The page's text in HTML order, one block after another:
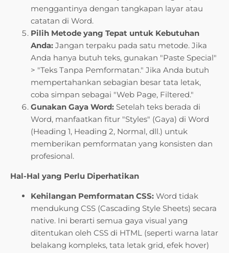
menggantinya dengan tangkapan layar atau
catatan di Word.
Pilih Metode yang Tepat untuk Kebutuhan
Anda: Jangan terpaku pada satu metode. Jika
Anda hanya butuh teks, gunakan "Paste Special"
> "Teks Tanpa Pemformatan." Jika Anda butuh
mempertahankan sebagian besar tata letak,
coba simpan sebagai "Web Page, Filtered."
Gunakan Gaya Word: Setelah teks berada di
Word, manfaatkan fitur "Styles" (Gaya) di Word
(Heading 1, Heading 2, Normal, dll.) untuk
memberikan pemformatan yang konsisten dan
profesional.
Hal-Hal yang Perlu Diperhatikan
Kehilangan Pemformatan CSS: Word tidak
mendukung CSS (Cascading Style Sheets) secara
native. Ini berarti semua gaya visual yang
ditentukan oleh CSS di HTML (seperti warna latar
belakang kompleks, tata letak grid, efek hover)